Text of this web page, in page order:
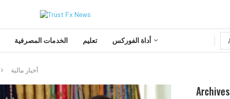
الخدمات المصرفية تعليم أداة الفوركس
أخبار مالية
Archives